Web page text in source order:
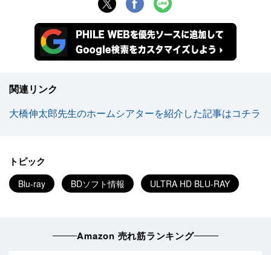
関連リンク
大橋伸太郎先生のホームシアターを紹介した記事はコチラ
トピック
Blu-ray BDソフト情報 ULTRA HD BLU-RAY